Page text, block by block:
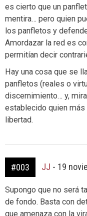
es cierto que un
mentira… pero quien
los panfletos y
Amordazar la red es
permitían decir
Hay una cosa que se
panfletos (reales o
discernimiento… y,
establecido quien más
libertad.
#003 JJ - 19
Supongo que no será
de fondo. Basta con
que amenaza con la